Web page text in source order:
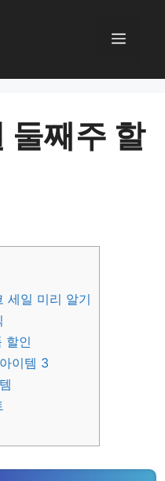
메
둘째주 할
세일 미리 알기
할인
이템 3